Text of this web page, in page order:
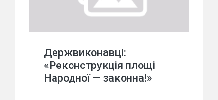
Держвиконавці:
«Реконструкція площі
Народної — законна!»